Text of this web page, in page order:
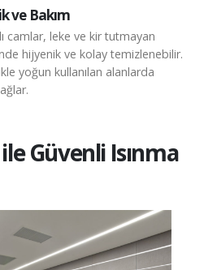
ve Bakım
camlar, leke ve kir tutmayan
hijyenik ve kolay temizlenebilir.
yoğun kullanılan alanlarda
Güvenli Isınma